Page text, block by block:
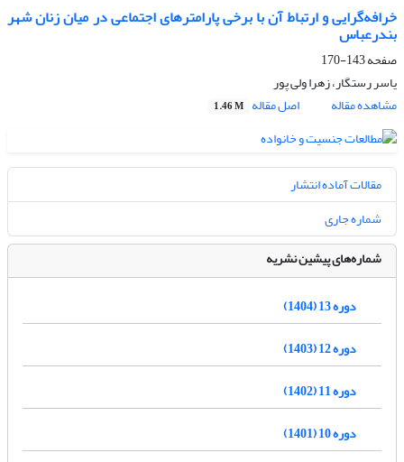
خرافه‌گرایی و ارتباط آن با برخی پارامترهای اجتماعی در میان زنان شهر
بندرعباس
صفحه143-170
یاسر رستگار، زهرا ولی پور
مشاهده مقاله
اصل مقاله 1.46 M
مقالات آماده انتشار
شماره جاری
شماره‌های پیشین نشریه
دوره 13 (1404)
دوره 12 (1403)
دوره 11 (1402)
دوره 10 (1401)